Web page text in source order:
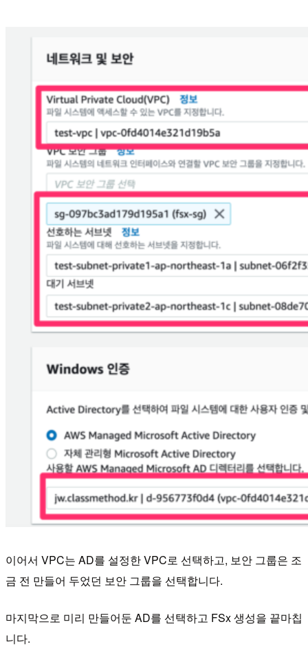
이어서 VPC는 AD를 설정한 VPC로 선택하고, 보안 그룹은 조
금 전 만들어 두었던 보안 그룹을 선택합니다.
마지막으로 미리 만들어둔 AD를 선택하고 FSx 생성을 끝마칩
니다.